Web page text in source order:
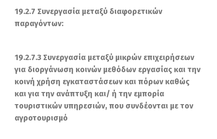
19.2.7 Συνεργασία μεταξύ διαφορετικών
παραγόντων:
19.2.7.3 Συνεργασία μεταξύ μικρών επιχειρήσεων
για διοργάνωση κοινών μεθόδων εργασίας και την
κοινή χρήση εγκαταστάσεων και πόρων καθώς
και για την ανάπτυξη και/ ή την εμπορία
τουριστικών υπηρεσιών, που συνδέονται με τον
αγροτουρισμό